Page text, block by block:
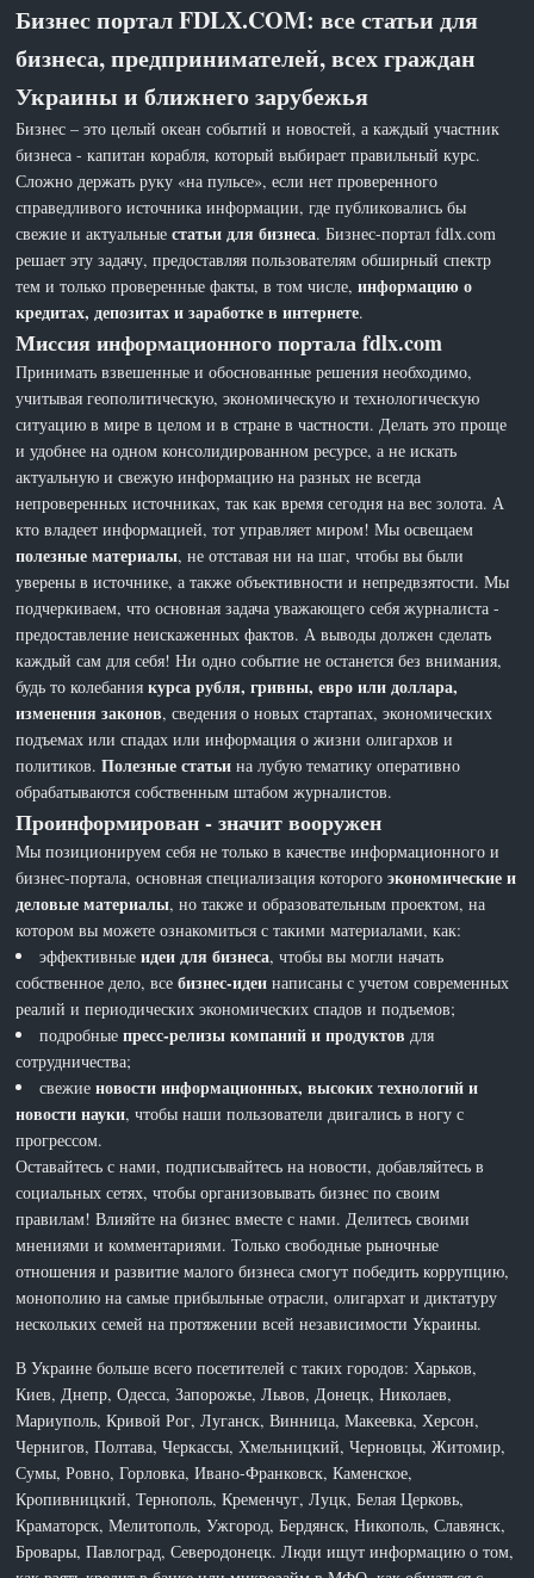
Бизнес портал FDLX.COM: все статьи для
бизнеса, предпринимателей, всех граждан
Украины и ближнего зарубежья
Бизнес – это целый океан событий и новостей, а каждый участник
бизнеса - капитан корабля, который выбирает правильный курс.
Сложно держать руку «на пульсе», если нет проверенного
справедливого источника информации, где публиковались бы
свежие и актуальныестатьи для бизнеса. Бизнес-портал fdlx.com
решает эту задачу, предоставляя пользователям обширный спектр
тем и только проверенные факты, в том числе,информацию о
кредитах, депозитах и заработке в интернете.
Миссия информационного портала fdlx.com
Принимать взвешенные и обоснованные решения необходимо,
учитывая геополитическую, экономическую и технологическую
ситуацию в мире в целом и в стране в частности. Делать это проще
и удобнее на одном консолидированном ресурсе, а не искать
актуальную и свежую информацию на разных не всегда
непроверенных источниках, так как время сегодня на вес золота. А
кто владеет информацией, тот управляет миром! Мы освещаем
полезные материалы, не отставая ни на шаг, чтобы вы были
уверены в источнике, а также объективности и непредвзятости. Мы
подчеркиваем, что основная задача уважающего себя журналиста -
предоставление неискаженных фактов. А выводы должен сделать
каждый сам для себя! Ни одно событие не останется без внимания,
будь то колебаниякурса рубля, гривны, евро или доллара,
изменения законов, сведения о новых стартапах, экономических
подъемах или спадах или информация о жизни олигархов и
политиков.Полезные статьи на лубую тематику оперативно
обрабатываются собственным штабом журналистов.
Проинформирован - значит вооружен
Мы позиционируем себя не только в качестве информационного и
бизнес-портала, основная специализация которогоэкономические и
деловые материалы, но также и образовательным проектом, на
котором вы можете ознакомиться с такими материалами, как:
эффективныеидеи для бизнеса, чтобы вы могли начать
собственное дело, всебизнес-идеи написаны с учетом современных
реалий и периодических экономических спадов и подъемов;
подробныепресс-релизы компаний и продуктов для
сотрудничества;
свежиеновости информационных, высоких технологий и
новости науки, чтобы наши пользователи двигались в ногу с
прогрессом.
Оставайтесь с нами, подписывайтесь на новости, добавляйтесь в
социальных сетях, чтобы организовывать бизнес по своим
правилам! Влияйте на бизнес вместе с нами. Делитесь своими
мнениями и комментариями. Только свободные рыночные
отношения и развитие малого бизнеса смогут победить коррупцию,
монополию на самые прибыльные отрасли, олигархат и диктатуру
нескольких семей на протяжении всей независимости Украины.
В Украине больше всего посетителей с таких городов: Харьков,
Киев, Днепр, Одесса, Запорожье, Львов, Донецк, Николаев,
Мариуполь, Кривой Рог, Луганск, Винница, Макеевка, Херсон,
Чернигов, Полтава, Черкассы, Хмельницкий, Черновцы, Житомир,
Сумы, Ровно, Горловка, Ивано-Франковск, Каменское,
Кропивницкий, Тернополь, Кременчуг, Луцк, Белая Церковь,
Краматорск, Мелитополь, Ужгород, Бердянск, Никополь, Славянск,
Бровары, Павлоград, Северодонецк. Люди ищут информацию о том,